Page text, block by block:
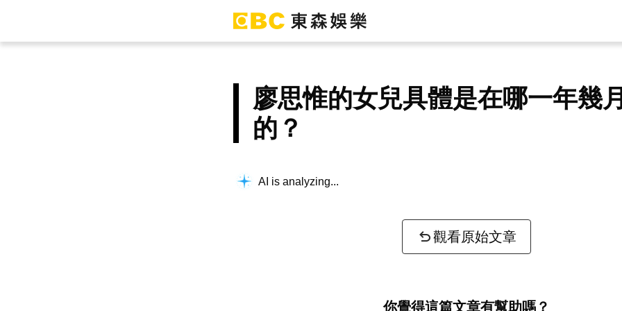
廖思惟的女兒具體是在哪一年幾
的？
AI is analyzing...
觀看原始文章
你覺得這篇文章有幫助嗎？